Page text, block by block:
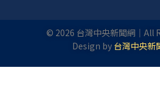
© 2026 台灣中央新聞網｜All
Design by 台灣中央新